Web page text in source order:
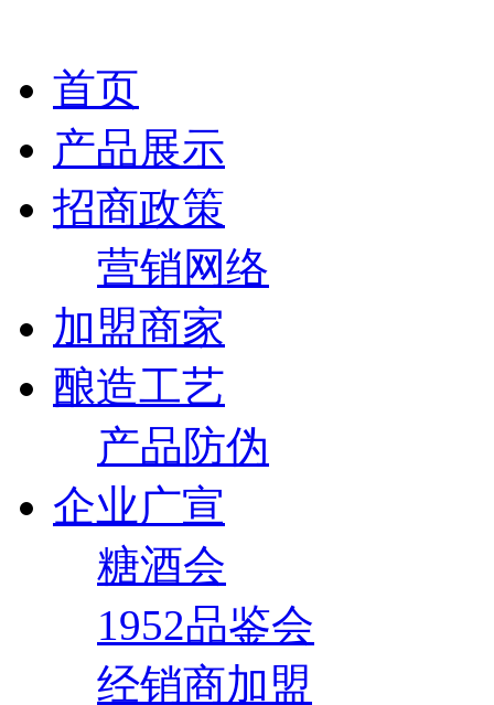
首页
产品展示
招商政策
营销网络
加盟商家
酿造工艺
产品防伪
企业广宣
糖酒会
1952品鉴会
经销商加盟